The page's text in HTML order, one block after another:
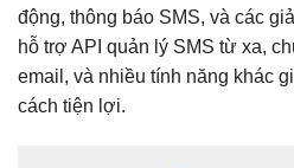
động, thông báo SMS, và các
hỗ trợ API quản lý SMS từ xa,
email, và nhiều tính năng khác
cách tiện lợi.